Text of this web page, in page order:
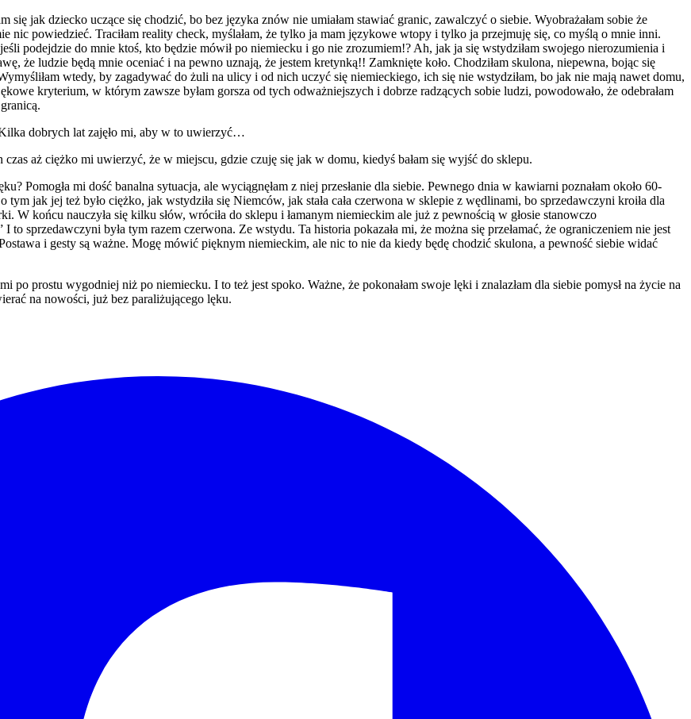
się jak dziecko uczące się chodzić, bo bez języka znów nie umiałam stawiać granic, zawalczyć o siebie. Wyobrażałam sobie że
powiedzieć. Traciłam reality check, myślałam, że tylko ja mam językowe wtopy i tylko ja przejmuję się, co myślą o mnie inni.
podejdzie do mnie ktoś, kto będzie mówił po niemiecku i go nie zrozumiem!? Ah, jak ja się wstydziłam swojego nierozumienia i
że ludzie będą mnie oceniać i na pewno uznają, że jestem kretynką!! Zamknięte koło. Chodziłam skulona, niepewna, bojąc się
wtedy, by zagadywać do żuli na ulicy i od nich uczyć się niemieckiego, ich się nie wstydziłam, bo jak nie mają nawet domu,
kryterium, w którym zawsze byłam gorsza od tych odważniejszych i dobrze radzących sobie ludzi, powodowało, że odebrałam
Kilka dobrych lat zajęło mi, aby w to uwierzyć…
aż ciężko mi uwierzyć, że w miejscu, gdzie czuję się jak w domu, kiedyś bałam się wyjść do sklepu.
Pomogła mi dość banalna sytuacja, ale wyciągnęłam z niej przesłanie dla siebie. Pewnego dnia w kawiarni poznałam około 60-
jak jej też było ciężko, jak wstydziła się Niemców, jak stała cała czerwona w sklepie z wędlinami, bo sprzedawczyni kroiła dla
W końcu nauczyła się kilku słów, wróciła do sklepu i łamanym niemieckim ale już z pewnością w głosie stanowczo
sprzedawczyni była tym razem czerwona. Ze wstydu. Ta historia pokazała mi, że można się przełamać, że ograniczeniem nie jest
i gesty są ważne. Mogę mówić pięknym niemieckim, ale nic to nie da kiedy będę chodzić skulona, a pewność siebie widać
prostu wygodniej niż po niemiecku. I to też jest spoko. Ważne, że pokonałam swoje lęki i znalazłam dla siebie pomysł na życie na
na nowości, już bez paraliżującego lęku.